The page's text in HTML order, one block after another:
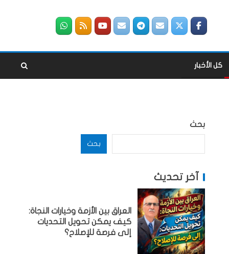
كل الأخبار
بحث
بحث
آخر تحديث
العراق بين الأزمة وخيارات النجاة:
كيف يمكن تحويل التحديات
إلى فرصة للإصلاح؟